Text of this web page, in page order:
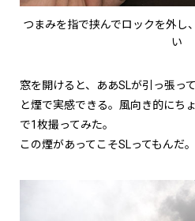
つまみを指で挟んでロックを外し
い
窓を開けると、ああSLが引っ張っ
と煙で実感できる。風向き的にち
で1枚撮ってみた。
この煙があってこそSLってもんだ。